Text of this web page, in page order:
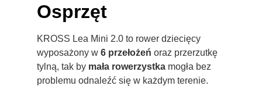
Osprzęt
KROSS Lea Mini 2.0 to rower dziecięcy
wyposażony w6 przełożeńoraz przerzutkę
tylną, tak by mała rowerzystka mogła bez
problemu odnaleźć się w każdym terenie.